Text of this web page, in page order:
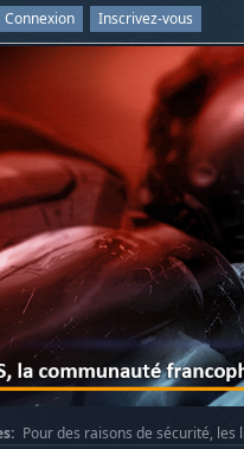
Connexion Inscrivez-vous
Pour des raisons de sécurité,